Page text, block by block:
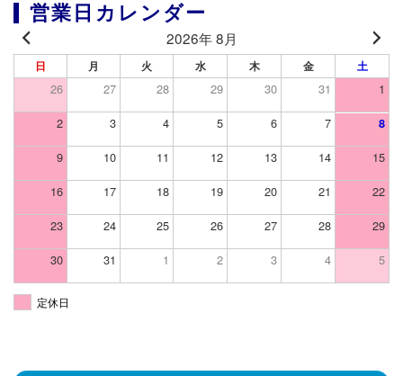
営業日カレンダー
2026年 8月
日 月 火 水 木 金 土
26 27 28 29 30 31
1
2
3 4 5 6 7 8
9 10 11 12 13 14
15
16
17 18 19 20 21
22
23
24 25 26 27 28
29
30
31 1 2 3 4 5
定休日